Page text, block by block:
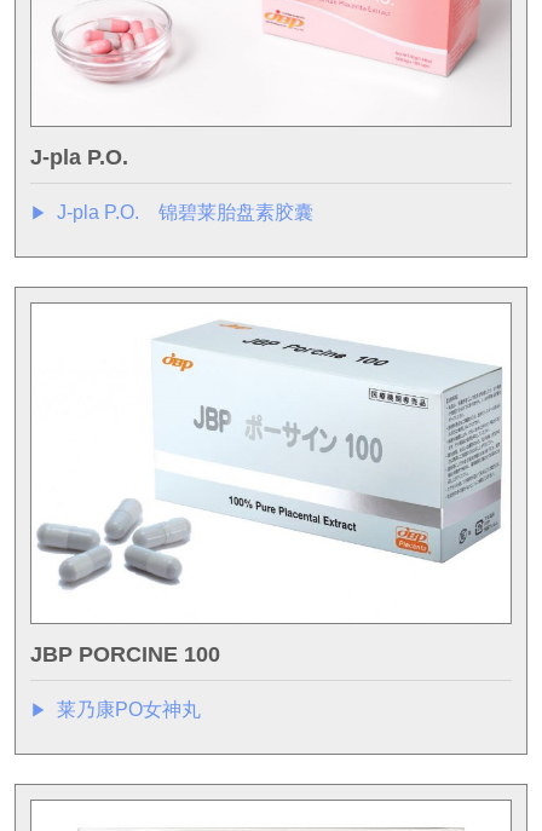
J-pla P.O.
▶︎ J-pla P.O. 锦碧莱胎盘素胶囊
JBP PORCINE 100
▶︎ 莱乃康PO女神丸